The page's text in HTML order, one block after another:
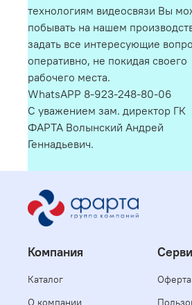
технологиям видеосвязи Вы
побывать на нашем
задать все интересующие
оперативно, не покидая своего
рабочего места.
WhatsAPP 8-923-248-80-06
С уважением зам. директор ГК
ФАРТА Волынский Андрей
Геннадьевич.
Компания
Каталог
О компании